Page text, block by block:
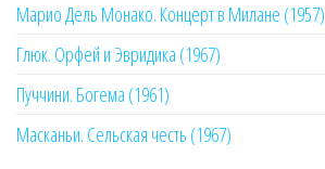
Марио Дель Монако. Концерт в Милане (1957)
Глюк. Орфей и Эвридика (1967)
Пуччини. Богема (1961)
Масканьи. Сельская честь (1967)